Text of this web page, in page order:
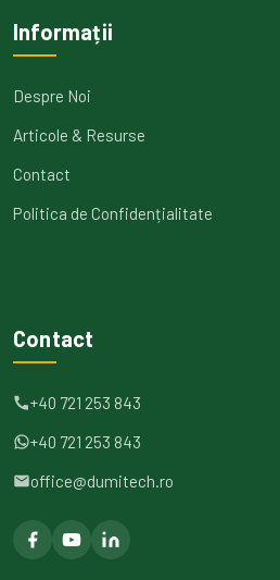
Informații
Despre Noi
Articole & Resurse
Contact
Politica de Confidențialitate
Contact
+40 721 253 843
+40 721 253 843
office@dumitech.ro